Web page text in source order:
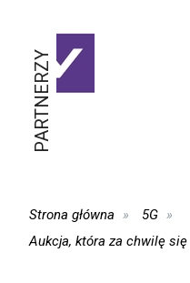
PARTNERZY
Strona główna
5G
Aukcja, która za chwilę się